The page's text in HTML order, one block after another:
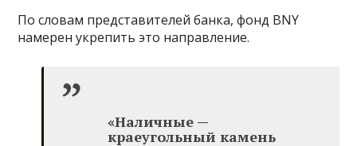
По словам представителей банка, фонд BNY
намерен укрепить это направление.
«Наличные —
краеугольный камень